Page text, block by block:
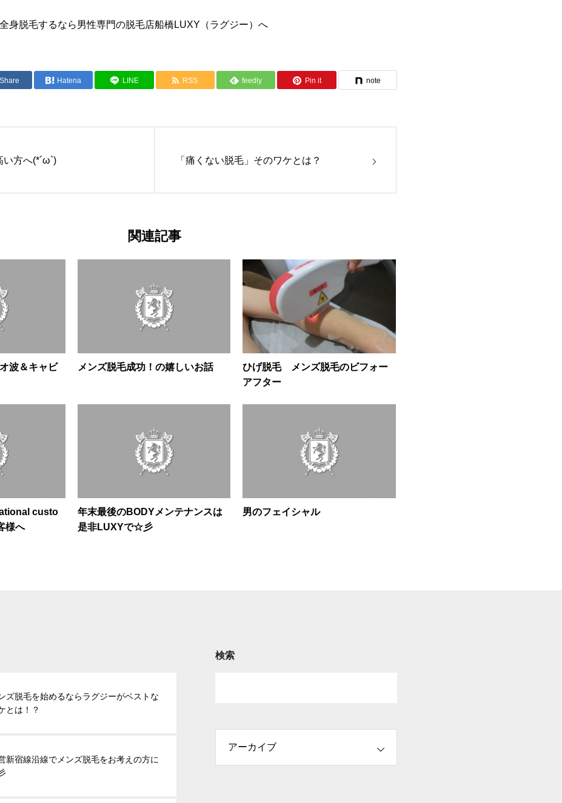
身脱毛するなら男性専門の脱毛店船橋LUXY（ラグジー）へ
Share Hatena LINE RSS feedly Pin it note
い方へ(*´ω`) 「痛くない脱毛」そのワケとは？
関連記事
波＆キャビ
メンズ脱毛成功！の嬉しいお話
ひげ脱毛 メンズ脱毛のビフォー
アフター
custo
様へ
年末最後のBODYメンテナンスは
是非LUXYで☆彡
男のフェイシャル
ズ脱毛を始めるならラグジーがベストな
とは！？
新宿線沿線でメンズ脱毛をお考えの方に
検索